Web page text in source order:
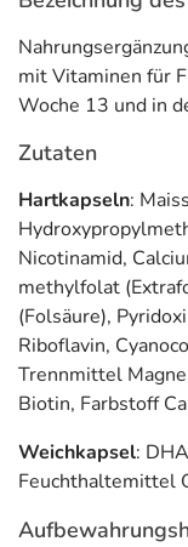
mit Vitaminen für
Woche 13 und in
Zutaten
Hartkapseln:
Nicotinamid,
methylfolat
(Folsäure),
Riboflavin,
Trennmittel
Biotin, Farbstoff
Weichkapsel:
Feuchthaltemittel